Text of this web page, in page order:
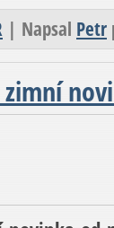
| Napsal Petr